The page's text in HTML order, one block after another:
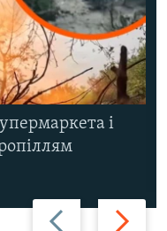
Назад Вперед
і